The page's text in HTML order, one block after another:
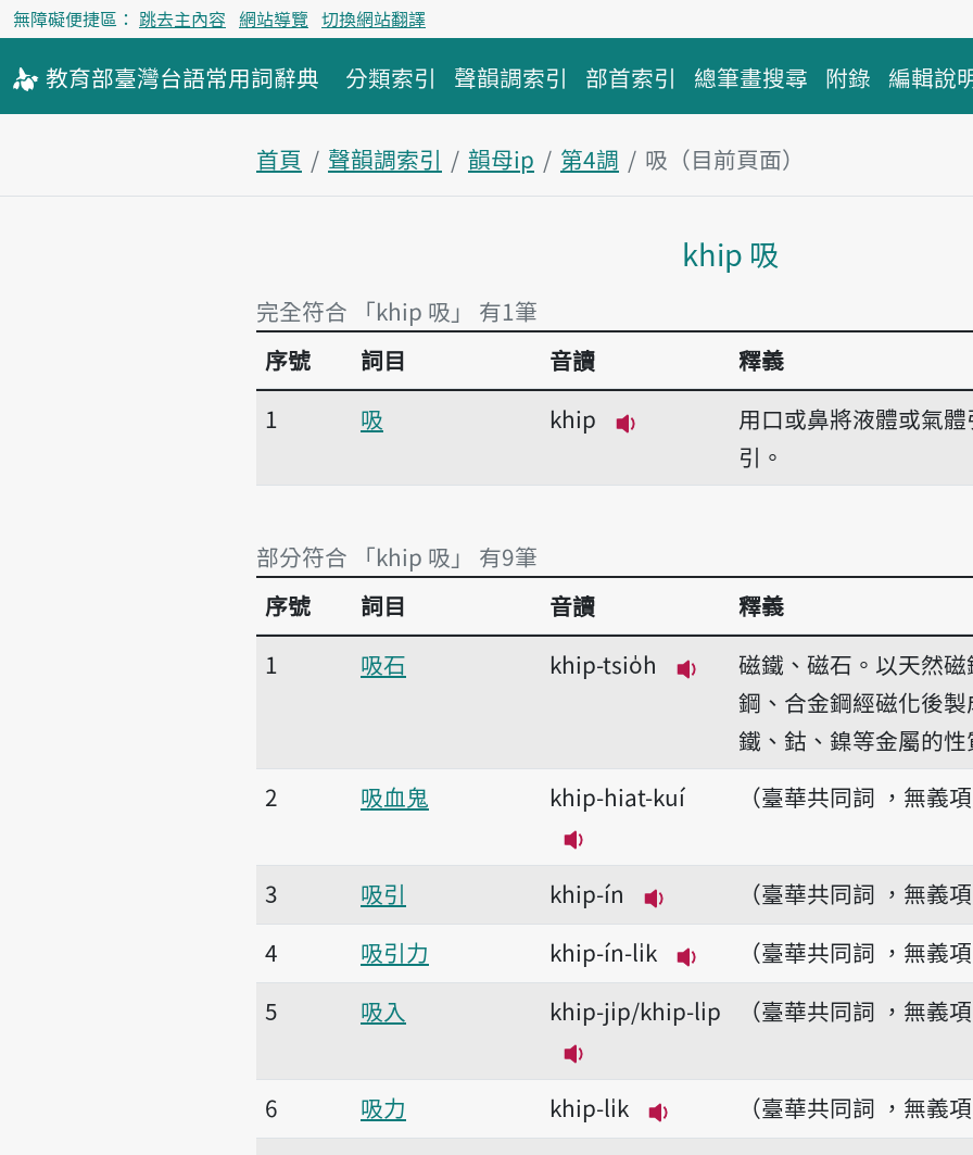
無障礙便捷區： 跳去主內容 網站導覽 切換網站翻譯
教育部臺灣台語常用詞辭典 分類索引 聲韻調索引 部首索引 總筆畫搜尋 附錄 編輯說
首頁 聲韻調索引 韻母ip 第4調
吸（目前頁面）
khip 吸
完全符合 「khip 吸」 有1筆
完全符合 「khip 吸」 有1筆
序號 詞目 音讀
釋義
1
吸
khip
播放音讀khip
用口或鼻將液體或氣體
引。
部分符合 「khip 吸」 有9筆
部分符合 「khip 吸」 有9筆
序號 詞目 音讀
釋義
1
吸石
khip-tsio̍h
播放音讀khip-tsio̍h
磁鐵、磁石。以天然
鋼、合金鋼經磁化後
鐵、鈷、鎳等金屬的性
2
吸血鬼 khip-hiat-kuí
播放音讀khip-hiat-kuí
（臺華共同詞 ，無義項
3 吸引
khip-ín
播放音讀khip-ín
（臺華共同詞 ，無義項
4
吸引力
khip-ín-li̍k
播放音讀khip-ín-li̍k
（臺華共同詞 ，無義項
5
吸入 khip-ji̍p/khip-li̍p
播放音讀khip-ji̍p/khip-li̍p
（臺華共同詞 ，無義項
6 吸力
khip-li̍k
播放音讀khip-li̍k
（臺華共同詞 ，無義項